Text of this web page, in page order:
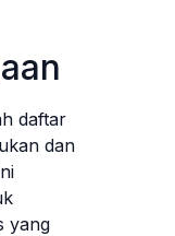
daftar
dan
yang